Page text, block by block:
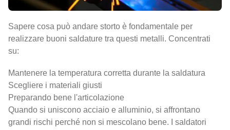
Sapere cosa può andare storto è fondamentale per
realizzare buoni saldature tra questi metalli. Concentrati
su:
Mantenere la temperatura corretta durante la saldatura
Scegliere i materiali giusti
Preparando bene l'articolazione
Quando si uniscono acciaio e alluminio, si affrontano
grandi rischi perché non si mescolano bene. I saldatori